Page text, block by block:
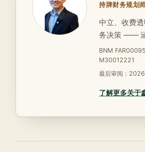
持牌财务规划
中立、收费
务决策 —— 涵
BNM
M30012221
最后审阅：
了解更多关于